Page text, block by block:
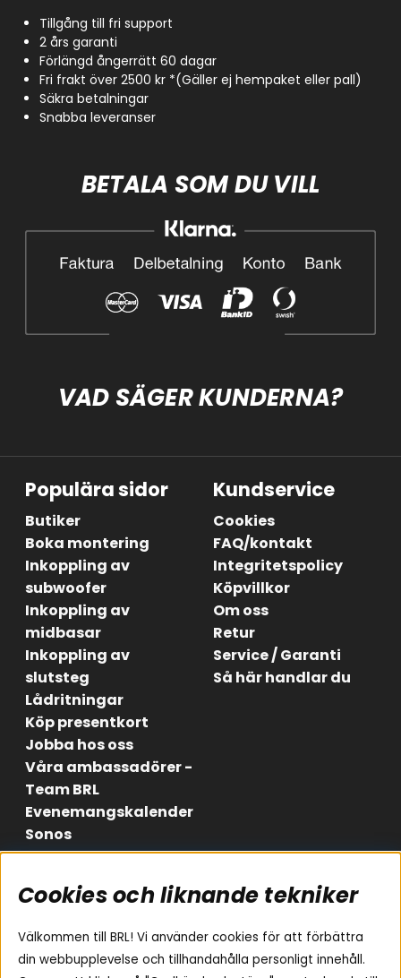
Tillgång till fri support
2 års garanti
Förlängd ångerrätt 60 dagar
Fri frakt över 2500 kr *(Gäller ej hempaket eller pall)
Säkra betalningar
Snabba leveranser
BETALA SOM DU VILL
VAD SÄGER KUNDERNA?
Populära sidor
Butiker
Boka montering
Inkoppling av
subwoofer
Inkoppling av
midbasar
Inkoppling av
slutsteg
Lådritningar
Köp presentkort
Jobba hos oss
Våra ambassadörer -
Team BRL
Evenemangskalender
Sonos
Kundservice
Cookies
FAQ/kontakt
Integritetspolicy
Köpvillkor
Om oss
Retur
Service / Garanti
Så här handlar du
Områden
Billjud
Hemmaljud
Medarbetare
Följ oss
Instagram
Facebook
Cookies och liknande tekniker
Välkommen till BRL! Vi använder cookies för att förbättra
din webbupplevelse och tillhandahålla personligt innehåll.